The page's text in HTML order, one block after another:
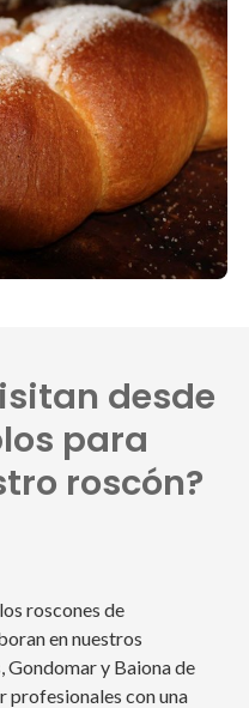
desde
para
roscón?
roscones de
en nuestros
Gondomar y Baiona de
profesionales con una